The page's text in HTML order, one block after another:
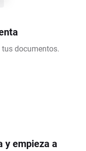
documentos.
y empieza a